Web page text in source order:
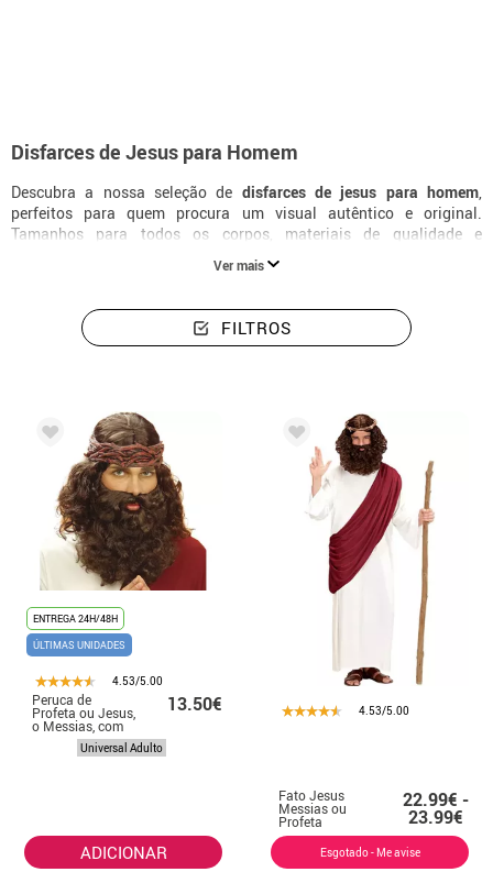
Disfarces de Jesus para Homem
Descubra a nossa seleção de disfarces de jesus para homem,
perfeitos para quem procura um visual autêntico e original.
Tamanhos para todos os corpos, materiais de qualidade e
acessórios a condizer para completar o disfarce na perfeição.
Ver mais
FILTROS
ENTREGA 24H/48H
ÚLTIMAS UNIDADES
4.53/5.00
Peruca de
Profeta ou Jesus,
o Messias, com
13.50€
Universal Adulto
ADICIONAR
4.53/5.00
Fato Jesus
Messias ou
Profeta
Masculino com
Bengala
22.99€ -
23.99€
Esgotado - Me avise